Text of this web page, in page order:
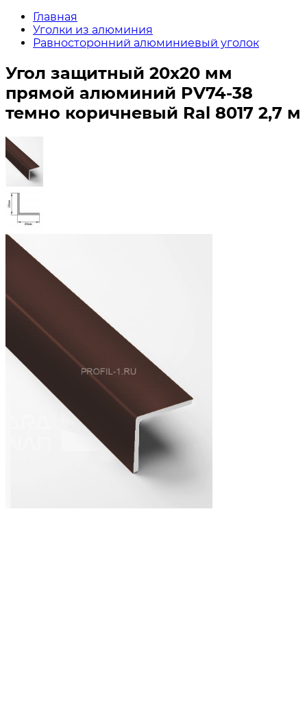
Главная
Уголки из алюминия
Равносторонний алюминиевый уголок
Угол защитный 20х20 мм
прямой алюминий PV74-38
темно коричневый Ral 8017 2,7 м